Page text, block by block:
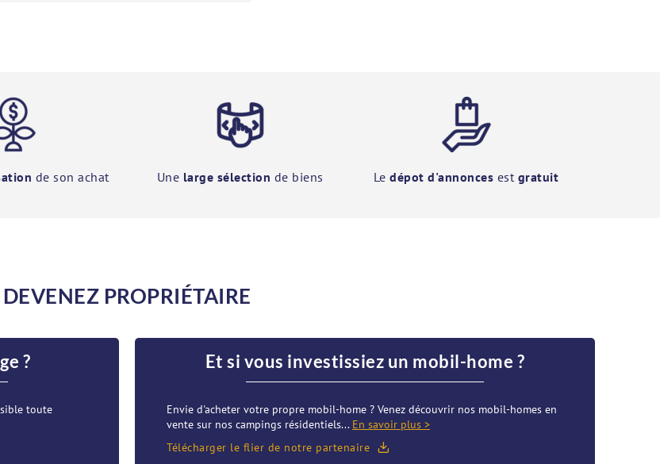
de son achat Une large sélection de biens Ledépot d'annonces est gratuit
DEVENEZ PROPRIÉTAIRE
?
toute
Et si vous investissiez un mobil-home ?
Envie d'acheter votre propre mobil-home ? Venez découvrir nos mobil-homes en
vente sur nos campings résidentiels... En savoir plus >
Télécharger le flier de notre partenaire